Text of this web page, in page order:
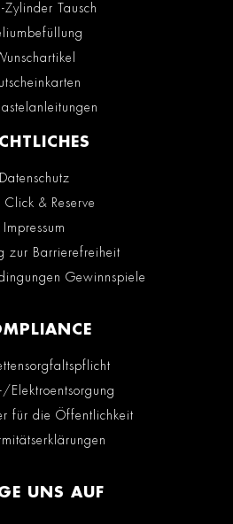
Zylinder Tausch
Datenschutz
Click & Reserve
Impressum
zur Barrierefreiheit
Gewinnspiele
Elektroentsorgung
für die Öffentlichkeit
UNS AUF